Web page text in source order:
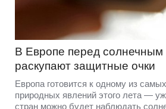
В Европе перед солнечным
раскупают защитные очки
Европа готовится к одному из
природных явлений этого лета —
стран можно будет наблюдать